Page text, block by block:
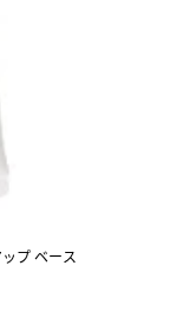
プ ベース